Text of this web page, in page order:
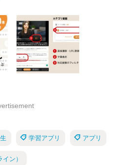
学習アプリ アプリ
ン）